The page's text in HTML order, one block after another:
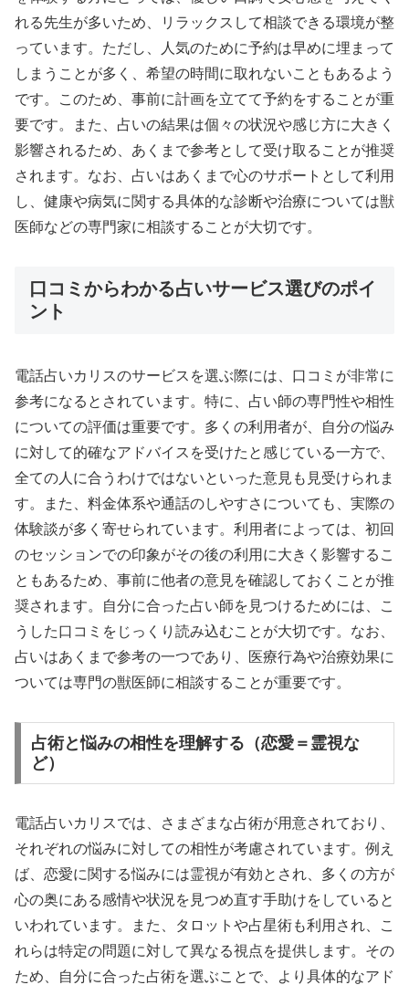
れる先生が多いため、リラックスして相談できる環境が整
っています。ただし、人気のために予約は早めに埋まって
しまうことが多く、希望の時間に取れないこともあるよう
です。このため、事前に計画を立てて予約をすることが重
要です。また、占いの結果は個々の状況や感じ方に大きく
影響されるため、あくまで参考として受け取ることが推奨
されます。なお、占いはあくまで心のサポートとして利用
し、健康や病気に関する具体的な診断や治療については獣
医師などの専門家に相談することが大切です。
口コミからわかる占いサービス選びのポイ
ント
電話占いカリスのサービスを選ぶ際には、口コミが非常に
参考になるとされています。特に、占い師の専門性や相性
についての評価は重要です。多くの利用者が、自分の悩み
に対して的確なアドバイスを受けたと感じている一方で、
全ての人に合うわけではないといった意見も見受けられま
す。また、料金体系や通話のしやすさについても、実際の
体験談が多く寄せられています。利用者によっては、初回
のセッションでの印象がその後の利用に大きく影響するこ
ともあるため、事前に他者の意見を確認しておくことが推
奨されます。自分に合った占い師を見つけるためには、こ
うした口コミをじっくり読み込むことが大切です。なお、
占いはあくまで参考の一つであり、医療行為や治療効果に
ついては専門の獣医師に相談することが重要です。
占術と悩みの相性を理解する（恋愛＝霊視な
ど）
電話占いカリスでは、さまざまな占術が用意されており、
それぞれの悩みに対しての相性が考慮されています。例え
ば、恋愛に関する悩みには霊視が有効とされ、多くの方が
心の奥にある感情や状況を見つめ直す手助けをしていると
いわれています。また、タロットや占星術も利用され、こ
れらは特定の問題に対して異なる視点を提供します。その
ため、自分に合った占術を選ぶことで、より具体的なアド